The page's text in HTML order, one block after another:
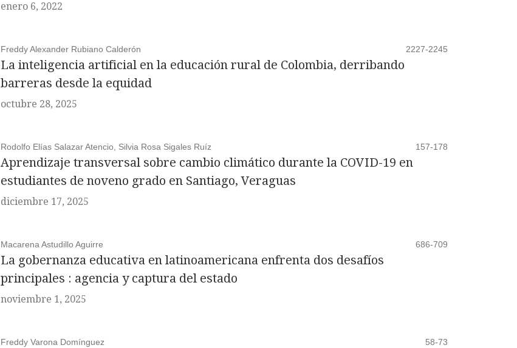
enero 6, 2022
Freddy Alexander Rubiano Calderón 2227-2245
La inteligencia artificial en la educación rural de Colombia, derribando
barreras desde la equidad
octubre 28, 2025
Rodolfo Elías Salazar Atencio, Silvia Rosa Sigales Ruíz 157-178
Aprendizaje transversal sobre cambio climático durante la COVID-19 en
estudiantes de noveno grado en Santiago, Veraguas
diciembre 17, 2025
Macarena Astudillo Aguirre 686-709
La gobernanza educativa en latinoamericana enfrenta dos desafíos
principales : agencia y captura del estado
noviembre 1, 2025
Freddy Varona Domínguez 58-73